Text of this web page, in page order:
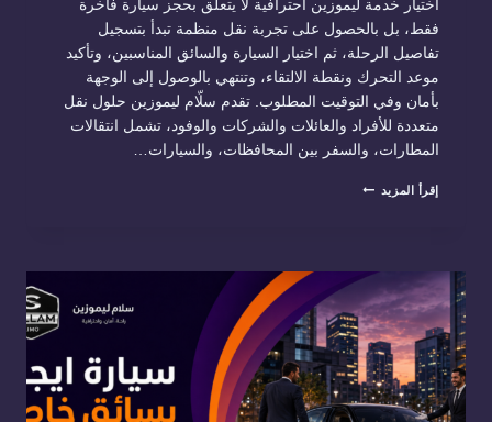
اختيار خدمة ليموزين احترافية لا يتعلق بحجز سيارة فاخرة
فقط، بل بالحصول على تجربة نقل منظمة تبدأ بتسجيل
تفاصيل الرحلة، ثم اختيار السيارة والسائق المناسبين، وتأكيد
موعد التحرك ونقطة الالتقاء، وتنتهي بالوصول إلى الوجهة
بأمان وفي التوقيت المطلوب. تقدم سلّام ليموزين حلول نقل
متعددة للأفراد والعائلات والشركات والوفود، تشمل انتقالات
المطارات، والسفر بين المحافظات، والسيارات…
إقرأ المزيد خدمة
نقل
منظمة
من
الحجز
حتى
الوصول